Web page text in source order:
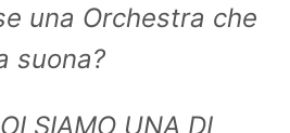
una Orchestra che
suona?
SIAMO UNA DI